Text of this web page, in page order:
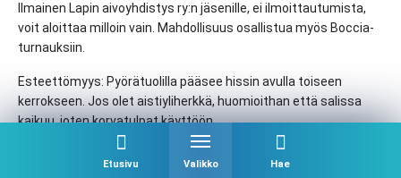
Etusivu Valikko Hae
Ilmainen Lapin aivoyhdistys ry:n jäsenille, ei ilmoittautumista,
voit aloittaa milloin vain. Mahdollisuus osallistua myös Boccia-
turnauksiin.
Esteettömyys: Pyörätuolilla pääsee hissin avulla toiseen
kerrokseen. Jos olet aistiyliherkkä, huomioithan että salissa
kaikuu, joten korvatulpat käyttöön.